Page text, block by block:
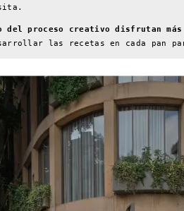
proceso creativo disfrutan
las recetas en cada pan